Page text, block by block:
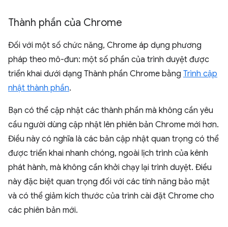
Thành phần của Chrome
Đối với một số chức năng, Chrome áp dụng phương
pháp theo mô-đun: một số phần của trình duyệt được
triển khai dưới dạng Thành phần Chrome bằng Trình cập
nhật thành phần.
Bạn có thể cập nhật các thành phần mà không cần yêu
cầu người dùng cập nhật lên phiên bản Chrome mới hơn.
Điều này có nghĩa là các bản cập nhật quan trọng có thể
được triển khai nhanh chóng, ngoài lịch trình của kênh
phát hành, mà không cần khởi chạy lại trình duyệt. Điều
này đặc biệt quan trọng đối với các tính năng bảo mật
và có thể giảm kích thước của trình cài đặt Chrome cho
các phiên bản mới.